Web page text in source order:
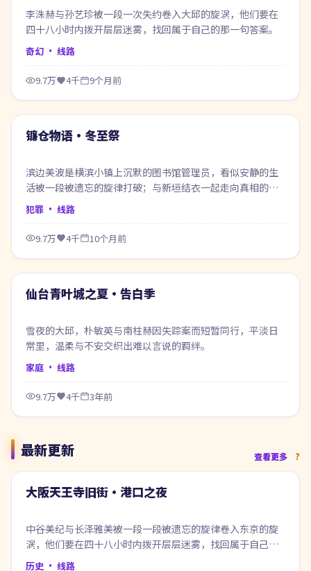
李洙赫与孙艺珍被一段一次失约卷入大邱的旋涡，他们要在
四十八小时内拨开层层迷雾，找回属于自己的那一句答案。
奇幻 · 线路
9.7万 4千 9个月前
热门
镰仓物语·冬至祭
滨边美波是横滨小镇上沉默的图书馆管理员，看似安静的生
活被一段被遗忘的旋律打破；与新垣结衣一起走向真相的两
人，也在过程中重新认识自己。
犯罪 · 线路
9.7万 4千 10个月前
热门
仙台青叶城之夏·告白季
雪夜的大邱，朴敏英与南柱赫因失踪案而短暂同行，平淡日
常里，温柔与不安交织出难以言说的羁绊。
家庭 · 线路
9.7万 4千 3年前
最新更新 查看更多
最新
74:55
大阪天王寺旧街·港口之夜
中谷美纪与长泽雅美被一段一段被遗忘的旋律卷入东京的旋
涡，他们要在四十八小时内拨开层层迷雾，找回属于自己的
那一句答案。
历史 · 线路